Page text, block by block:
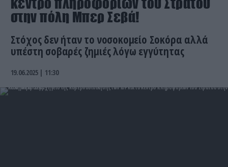
στην πόλη Μπερ Σεβά!
Στόχος δεν ήταν το νοσοκομείο Σοκόρα αλλά
υπέστη σοβαρές ζημιές λόγω εγγύτητας
19.06.2025 | 11:30